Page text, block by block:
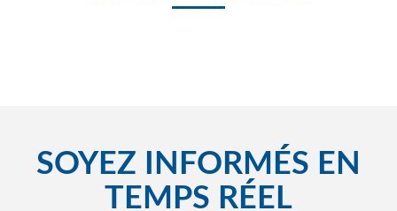
SOYEZ INFORMÉS EN
TEMPS RÉEL